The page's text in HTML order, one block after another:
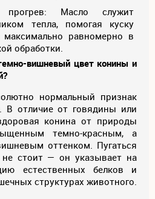
прогрев: Масло служит
тепла, помогая куску
максимально равномерно в
обработки.
вишневый цвет конины и
нормальный признак
В отличие от говядины или
конина от природы
темно-красным, а
оттенком. Пугаться
не стоит — он указывает на
естественных белков и
структурах животного.